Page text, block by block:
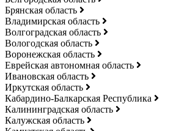
Брянская область
Владимирская область
Волгоградская область
Вологодская область
Воронежская область
Еврейская автономная область
Ивановская область
Иркутская область
Кабардино-Балкарская Республика
Калининградская область
Калужская область